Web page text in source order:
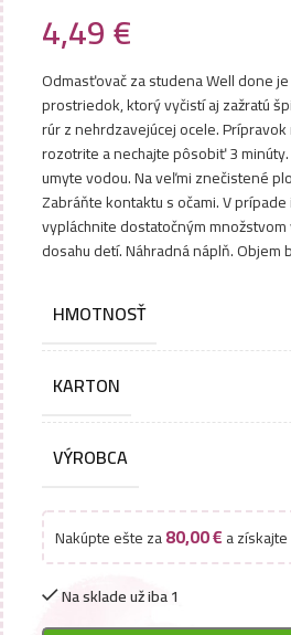
4,49€
Odmasťovač za studena Well done
prostriedok, ktorý vyčistí aj zažratú
rúr z nehrdzavejúcej ocele.
rozotrite a nechajte pôsobiť 3
umyte vodou. Na veľmi znečistené
Zabráňte kontaktu s očami. V prípade
vypláchnite dostatočným
dosahu detí. Náhradná náplň. Objem
HMOTNOSŤ
KARTON
VÝROBCA
Nakúpte ešte za80,00€a
Na sklade už iba 1